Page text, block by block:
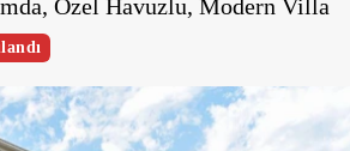
Özel Havuzlu, Modern Villa